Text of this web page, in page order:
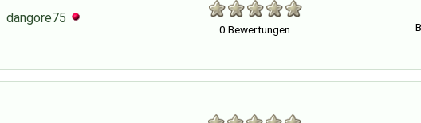
dangore75
0 Bewertungen